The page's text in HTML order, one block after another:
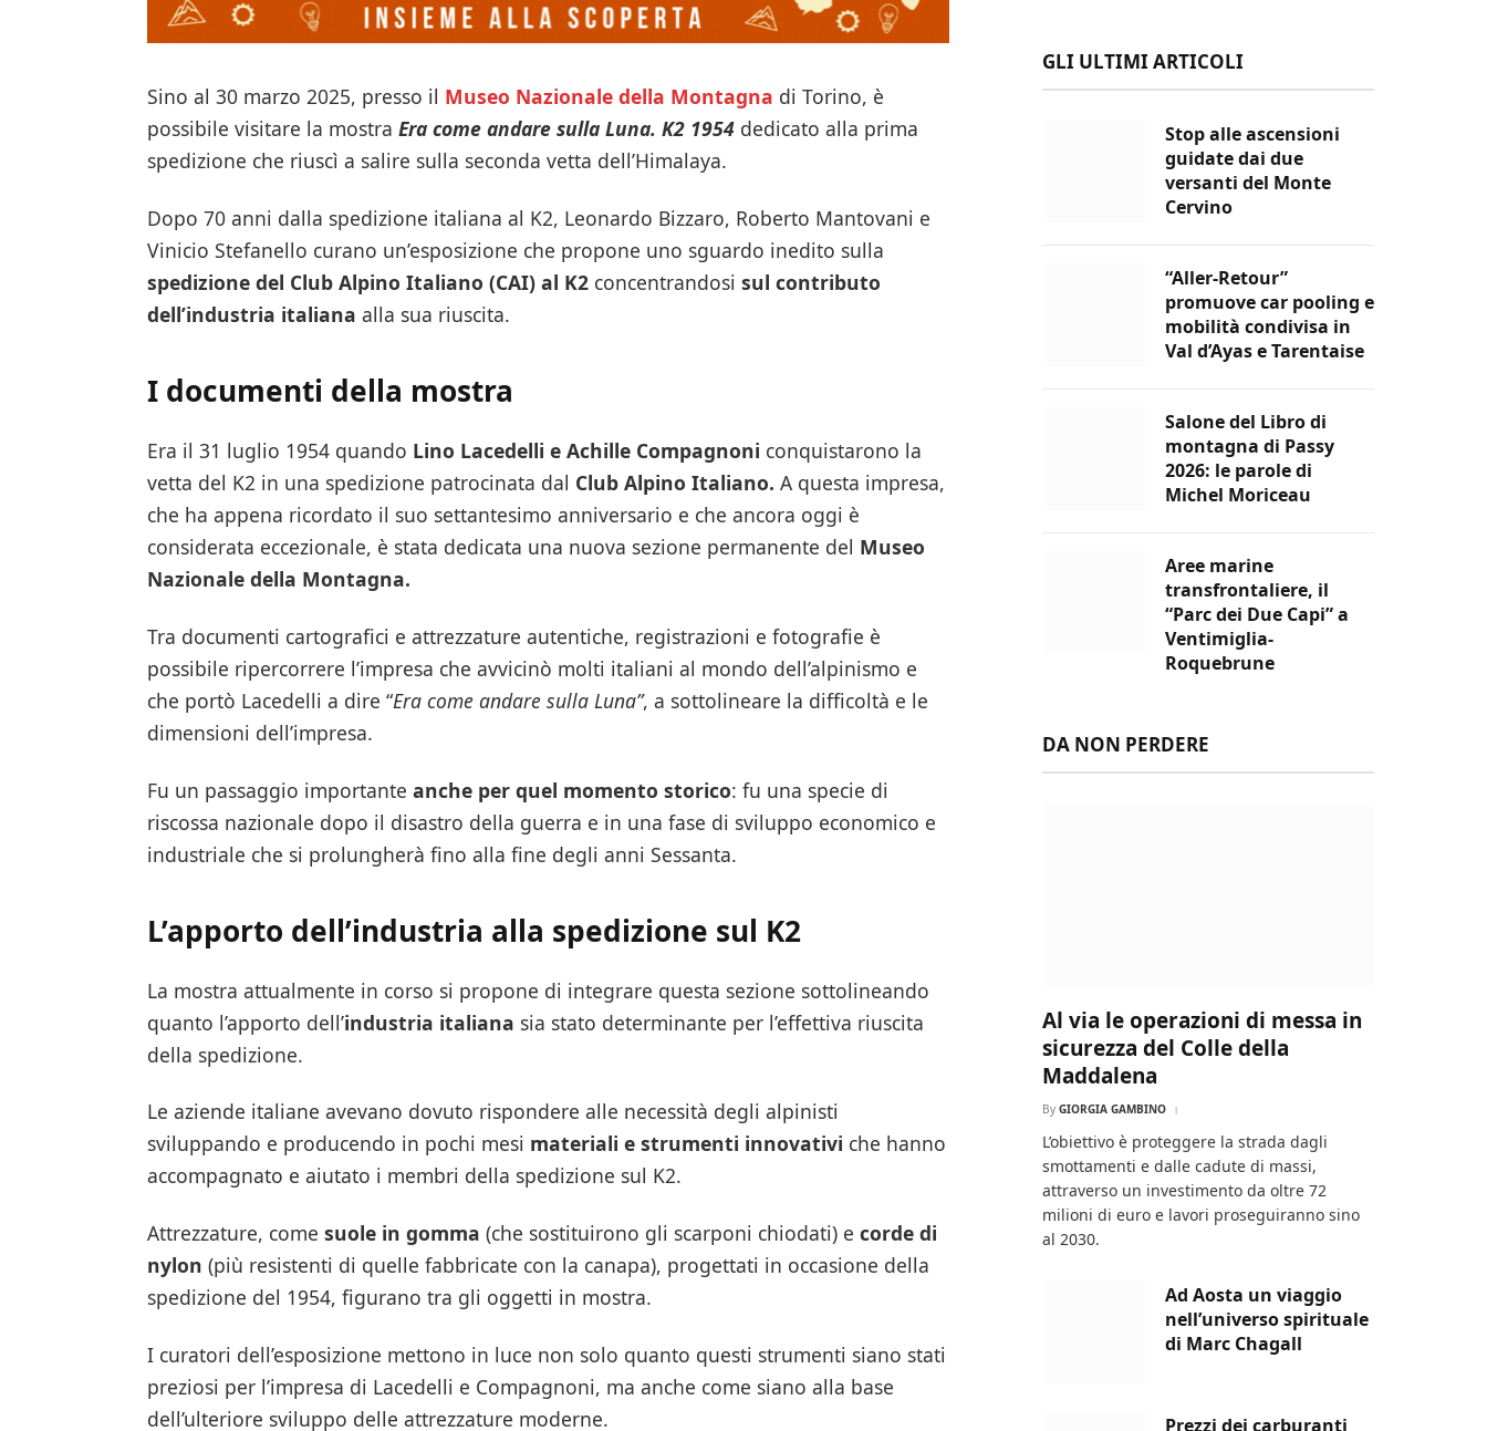
Sino al 30 marzo 2025, presso il Museo Nazionale della Montagna di Torino, è
possibile visitare la mostra Era come andare sulla Luna. K2 1954dedicato alla prima
spedizione che riuscì a salire sulla seconda vetta dell’Himalaya.
Dopo 70 anni dalla spedizione italiana al K2, Leonardo Bizzaro, Roberto Mantovani e
Vinicio Stefanello curano un’esposizione che propone uno sguardo inedito sulla
spedizione del Club Alpino Italiano (CAI) al K2 concentrandosi sul contributo
dell’industria italiana alla sua riuscita.
I documenti della mostra
Era il 31 luglio 1954 quando Lino Lacedelli e Achille Compagnoni conquistarono la
vetta del K2 in una spedizione patrocinata dal Club Alpino Italiano. A questa impresa,
che ha appena ricordato il suo settantesimo anniversario e che ancora oggi è
considerata eccezionale, è stata dedicata una nuova sezione permanente del Museo
Nazionale della Montagna.
Tra documenti cartografici e attrezzature autentiche, registrazioni e fotografie è
possibile ripercorrere l’impresa che avvicinò molti italiani al mondo dell’alpinismo e
che portò Lacedelli a dire “Era come andare sulla Luna”, a sottolineare la difficoltà e le
dimensioni dell’impresa.
Fu un passaggio importante anche per quel momento storico: fu una specie di
riscossa nazionale dopo il disastro della guerra e in una fase di sviluppo economico e
industriale che si prolungherà fino alla fine degli anni Sessanta.
L’apporto dell’industria alla spedizione sul K2
La mostra attualmente in corso si propone di integrare questa sezione sottolineando
quanto l’apporto dell’industria italiana sia stato determinante per l’effettiva riuscita
della spedizione.
Le aziende italiane avevano dovuto rispondere alle necessità degli alpinisti
sviluppando e producendo in pochi mesi materiali e strumenti innovativi che hanno
accompagnato e aiutato i membri della spedizione sul K2.
Attrezzature, come suole in gomma (che sostituirono gli scarponi chiodati) e corde di
nylon (più resistenti di quelle fabbricate con la canapa), progettati in occasione della
spedizione del 1954, figurano tra gli oggetti in mostra.
I curatori dell’esposizione mettono in luce non solo quanto questi strumenti siano stati
preziosi per l’impresa di Lacedelli e Compagnoni, ma anche come siano alla base
dell’ulteriore sviluppo delle attrezzature moderne.
GLI ULTIMI ARTICOLI
Stop alle ascensioni
guidate dai due
versanti del Monte
Cervino
“Aller-Retour”
promuove car pooling e
mobilità condivisa in
Val d’Ayas e Tarentaise
Salone del Libro di
montagna di Passy
2026: le parole di
Michel Moriceau
Aree marine
transfrontaliere, il
“Parc dei Due Capi” a
Ventimiglia-
Roquebrune
DA NON PERDERE
Al via le operazioni di messa in
sicurezza del Colle della
Maddalena
By GIORGIA GAMBINO
L’obiettivo è proteggere la strada dagli
smottamenti e dalle cadute di massi,
attraverso un investimento da oltre 72
milioni di euro e lavori proseguiranno sino
al 2030.
Ad Aosta un viaggio
nell’universo spirituale
di Marc Chagall
Prezzi dei carburanti